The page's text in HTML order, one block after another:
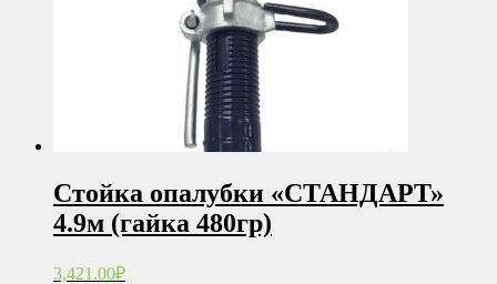
Стойка опалубки «СТАНДАРТ»
4.9м (гайка 480гр)
3,421.00₽